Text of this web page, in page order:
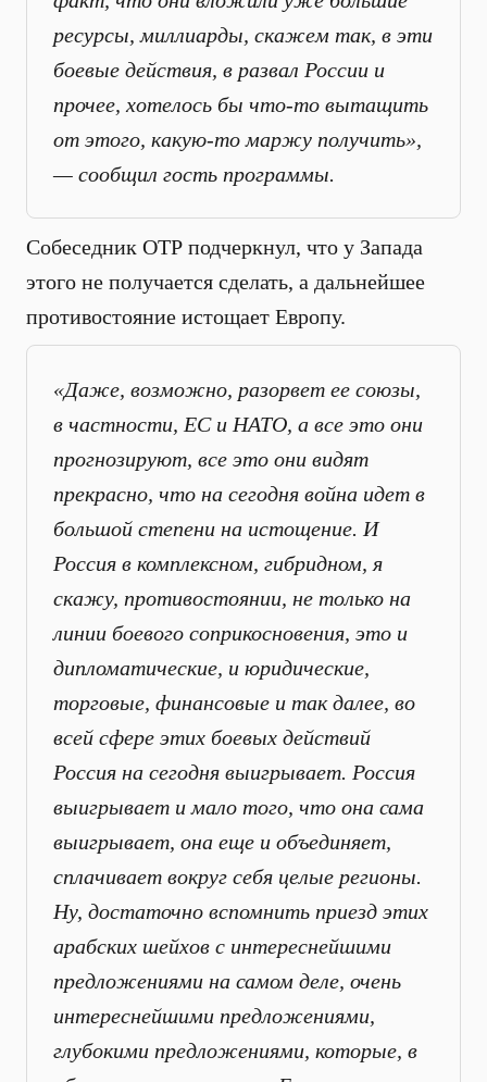
ресурсы, миллиарды, скажем так, в эти
боевые действия, в развал России и
прочее, хотелось бы что-то вытащить
от этого, какую-то маржу получить»,
— сообщил гость программы.
Собеседник ОТР подчеркнул, что у Запада
этого не получается сделать, а дальнейшее
противостояние истощает Европу.
«Даже, возможно, разорвет ее союзы,
в частности, ЕС и НАТО, а все это они
прогнозируют, все это они видят
прекрасно, что на сегодня война идет в
большой степени на истощение. И
Россия в комплексном, гибридном, я
скажу, противостоянии, не только на
линии боевого соприкосновения, это и
дипломатические, и юридические,
торговые, финансовые и так далее, во
всей сфере этих боевых действий
Россия на сегодня выигрывает. Россия
выигрывает и мало того, что она сама
выигрывает, она еще и объединяет,
сплачивает вокруг себя целые регионы.
Ну, достаточно вспомнить приезд этих
арабских шейхов с интереснейшими
предложениями на самом деле, очень
интереснейшими предложениями,
глубокими предложениями, которые, в